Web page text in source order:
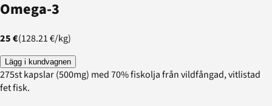
Omega-3
25 €(128.21 €/kg)
Lägg i kundvagnen
275st kapslar (500mg) med 70% fiskolja från vildfångad, vitlistad
fet fisk.